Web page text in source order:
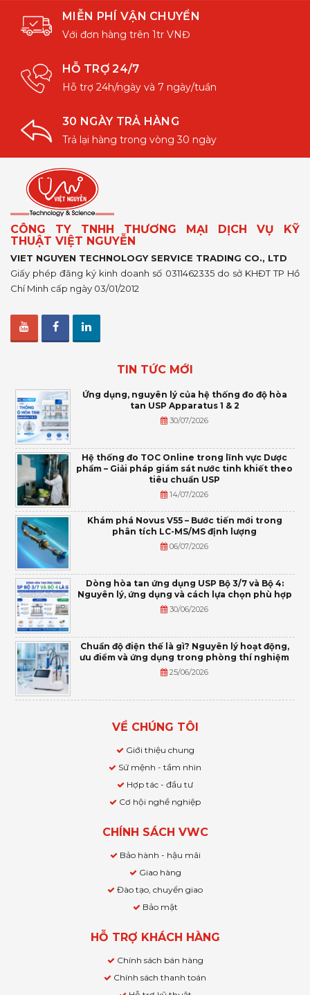
MIỄN PHÍ VẬN CHUYỂN
Với đơn hàng trên 1tr VNĐ
HỖ TRỢ 24/7
Hỗ trợ 24h/ngày và 7 ngày/tuần
30 NGÀY TRẢ HÀNG
Trả lại hàng trong vòng 30 ngày
CÔNG TY TNHH THƯƠNG MẠI DỊCH VỤ KỸ
THUẬT VIỆT NGUYỄN
VIET NGUYEN TECHNOLOGY SERVICE TRADING CO., LTD
Giấy phép đăng ký kinh doanh số 0311462335 do sở KHĐT TP Hồ
Chí Minh cấp ngày 03/01/2012
TIN TỨC MỚI
Ứng dụng, nguyên lý của hệ thống đo độ hòa
tan USP Apparatus 1 & 2
30/07/2026
Hệ thống đo TOC Online trong lĩnh vực Dược
phẩm – Giải pháp giám sát nước tinh khiết theo
tiêu chuẩn USP
14/07/2026
Khám phá Novus V55 – Bước tiến mới trong
phân tích LC-MS/MS định lượng
06/07/2026
Dòng hòa tan ứng dụng USP Bộ 3/7 và Bộ 4:
Nguyên lý, ứng dụng và cách lựa chọn phù hợp
30/06/2026
Chuẩn độ điện thế là gì? Nguyên lý hoạt động,
ưu điểm và ứng dụng trong phòng thí nghiệm
25/06/2026
VỀ CHÚNG TÔI
Giới thiệu chung
Sứ mệnh - tầm nhìn
Hợp tác - đầu tư
Cơ hội nghề nghiệp
CHÍNH SÁCH VWC
Bảo hành - hậu mãi
Giao hàng
Đào tạo, chuyển giao
Bảo mật
HỖ TRỢ KHÁCH HÀNG
Chính sách bán hàng
Chính sách thanh toán